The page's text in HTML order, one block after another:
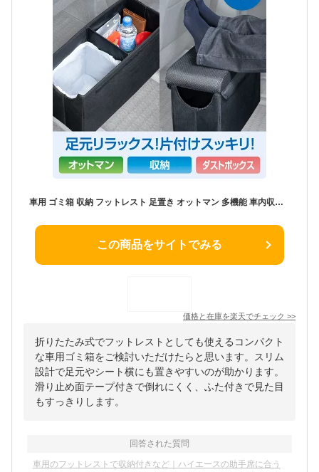
車用 ゴミ箱 収納 フットレスト 足置き オットマン 多機能 車内収納 リラックス収納ダストボックス IMP358 ふた付き 仕切り付き 折りたたみ式 コンパクト スリム 滑り止め 面テープ付き 倒れにくい クッション付き 耐荷重10kg セイワ(SEIWA)
この商品をサイトでみる
価格と在庫を楽天でチェック >>
折りたたみ式でフットレストとしても使えるコンパクト
な車用ゴミ箱をご検討いただけたらと思います。スリム
設計で足元やシート横にも置きやすいのが助かります。
滑り止め面テープ付きで倒れにくく、ふた付きで見た目
もすっきりします。
回答された質問
車用のフットレストで収納付きなど｜ハイエースの助手席に合う